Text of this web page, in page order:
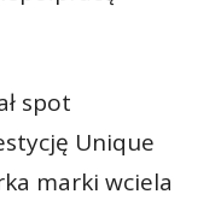
spot
Unique
marki wciela